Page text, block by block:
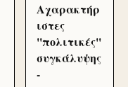
Αχαρακτήρ
ιστες
''πολιτικές''
συγκάλυψης
-